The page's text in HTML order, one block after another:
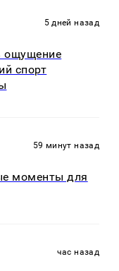
5 дней назад
ощущение
спорт
59 минут назад
моменты для
час назад